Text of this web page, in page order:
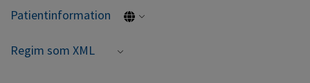
Patientinformation
Regim som XML